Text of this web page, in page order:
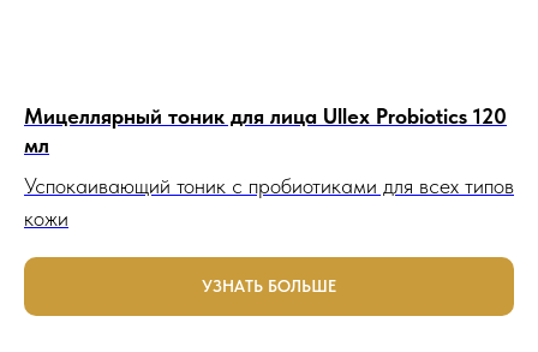
Мицеллярный тоник для лица Ullex Probiotics 120
мл
Успокаивающий тоник с пробиотиками для всех типов
кожи
УЗНАТЬ БОЛЬШЕ